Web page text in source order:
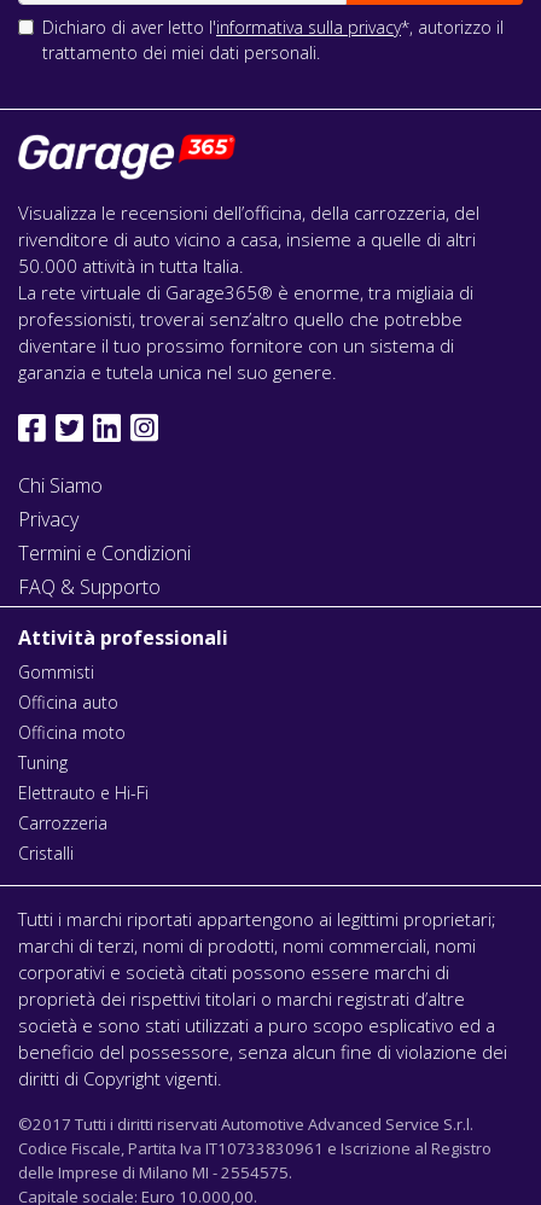
Dichiaro di aver letto l'informativa sulla privacy*, autorizzo il
trattamento dei miei dati personali.
Visualizza le recensioni dell’officina, della carrozzeria, del
rivenditore di auto vicino a casa, insieme a quelle di altri
50.000 attività in tutta Italia.
La rete virtuale di Garage365® è enorme, tra migliaia di
professionisti, troverai senz’altro quello che potrebbe
diventare il tuo prossimo fornitore con un sistema di
garanzia e tutela unica nel suo genere.
Chi Siamo
Privacy
Termini e Condizioni
FAQ & Supporto
Attività professionali
Gommisti
Officina auto
Officina moto
Tuning
Elettrauto e Hi-Fi
Carrozzeria
Cristalli
Tutti i marchi riportati appartengono ai legittimi proprietari;
marchi di terzi, nomi di prodotti, nomi commerciali, nomi
corporativi e società citati possono essere marchi di
proprietà dei rispettivi titolari o marchi registrati d’altre
società e sono stati utilizzati a puro scopo esplicativo ed a
beneficio del possessore, senza alcun fine di violazione dei
diritti di Copyright vigenti.
©2017 Tutti i diritti riservati Automotive Advanced Service S.r.l.
Codice Fiscale, Partita Iva IT10733830961 e Iscrizione al Registro
delle Imprese di Milano MI - 2554575.
Capitale sociale: Euro 10.000,00.